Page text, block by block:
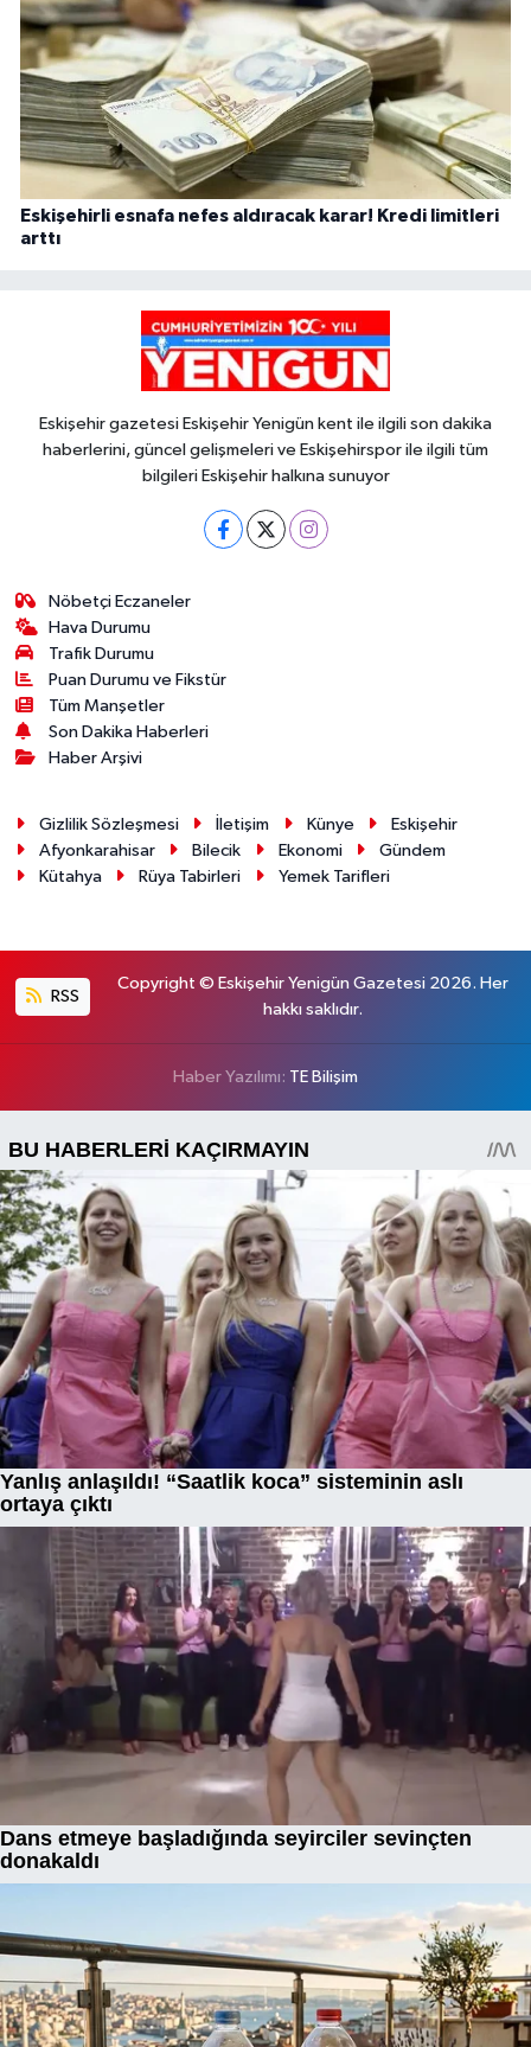
Eskişehirli esnafa nefes aldıracak karar! Kredi limitleri
arttı
Eskişehir gazetesi Eskişehir Yenigün kent ile ilgili son dakika
haberlerini, güncel gelişmeleri ve Eskişehirspor ile ilgili tüm
bilgileri Eskişehir halkına sunuyor
Nöbetçi Eczaneler
Hava Durumu
Trafik Durumu
Puan Durumu ve Fikstür
Tüm Manşetler
Son Dakika Haberleri
Haber Arşivi
Gizlilik Sözleşmesi İletişim Künye
Eskişehir
Afyonkarahisar
Bilecik Ekonomi
Gündem
Kütahya
Rüya Tabirleri Yemek Tarifleri
RSS
Copyright © Eskişehir Yenigün Gazetesi 2026. Her
hakkı saklıdır.
Haber Yazılımı: TE Bilişim